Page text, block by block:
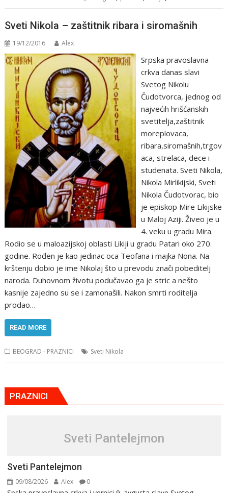
Sveti Nikola – zaštitnik ribara i siromašnih
19/12/2016 Alex
Srpska pravoslavna
crkva danas slavi
Svetog Nikolu
Čudotvorca, jednog od
najvećih hrišćanskih
svetitelja,zaštitnik
moreplovaca,
ribara,siromašnih,trgov
aca, strelaca, dece i
studenata. Sveti Nikola,
Nikola Mirlikijski, Sveti
Nikola Čudotvorac, bio
je episkop Mire Likijske
u Maloj Aziji. Živeo je u
4. veku u gradu Mira.
Rodio se u maloazijskoj oblasti Likiji u gradu Patari oko 270.
godine. Rođen je kao jedinac oca Teofana i majka Nona. Na
krštenju dobio je ime Nikolaj što u prevodu znači pobeditelj
naroda. Duhovnom životu podučavao ga je stric a nešto
kasnije zajedno su se i zamonašili. Nakon smrti roditelja
prodao…
READ MORE
BEOGRAD - PRAZNICI Sveti Nikola
PRAZNICI
Sveti Pantelejmon
Sveti Pantelejmon
09/08/2026 Alex 0